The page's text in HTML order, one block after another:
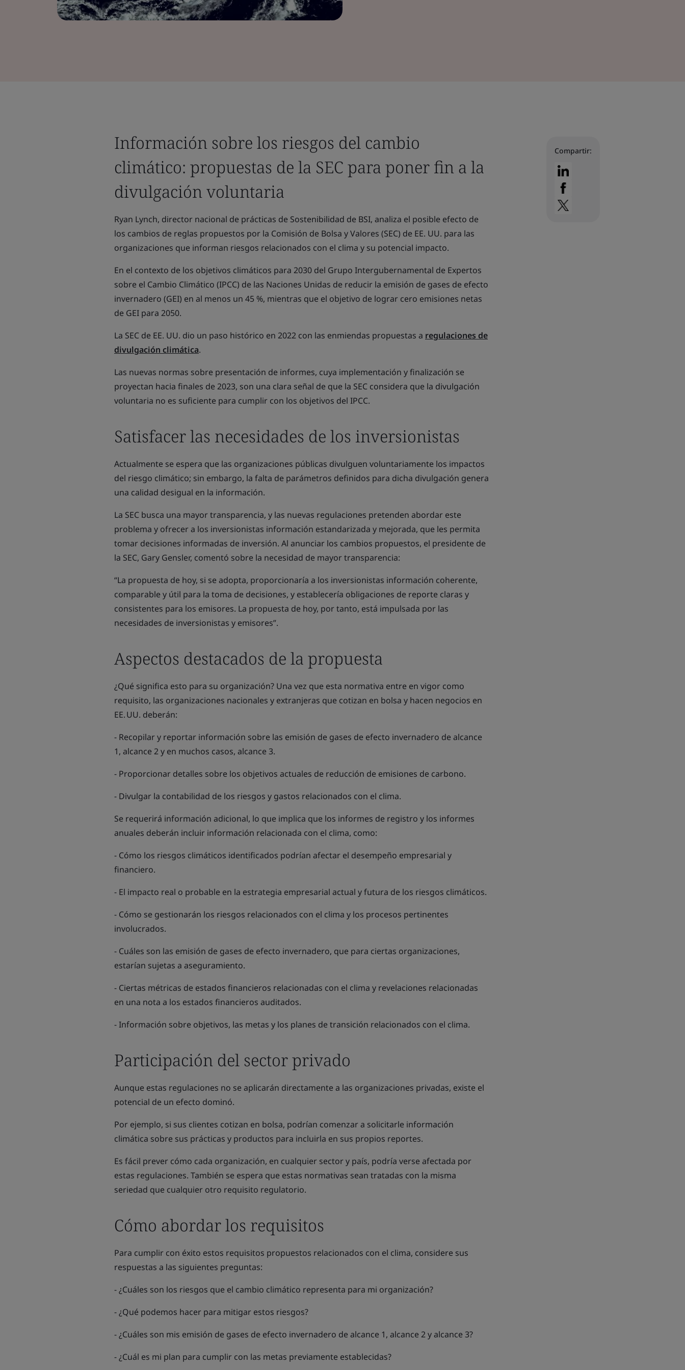
Información sobre los riesgos del cambio
climático: propuestas de la SEC para poner fin a la
divulgación voluntaria
Ryan Lynch, director nacional de prácticas de Sostenibilidad de BSI, analiza el posible efecto de
los cambios de reglas propuestos por la Comisión de Bolsa y Valores (SEC) de EE. UU. para las
organizaciones que informan riesgos relacionados con el clima y su potencial impacto.
En el contexto de los objetivos climáticos para 2030 del Grupo Intergubernamental de Expertos
sobre el Cambio Climático (IPCC) de las Naciones Unidas de reducir la emisión de gases de efecto
invernadero (GEI) en al menos un 45 %, mientras que el objetivo de lograr cero emisiones netas
de GEI para 2050.
La SEC de EE. UU. dio un paso histórico en 2022 con las enmiendas propuestas a regulaciones de
divulgación climática.
Las nuevas normas sobre presentación de informes, cuya implementación y finalización se
proyectan hacia finales de 2023, son una clara señal de que la SEC considera que la divulgación
voluntaria no es suficiente para cumplir con los objetivos del IPCC.
Satisfacer las necesidades de los inversionistas
Actualmente se espera que las organizaciones públicas divulguen voluntariamente los impactos
del riesgo climático; sin embargo, la falta de parámetros definidos para dicha divulgación genera
una calidad desigual en la información.
La SEC busca una mayor transparencia, y las nuevas regulaciones pretenden abordar este
problema y ofrecer a los inversionistas información estandarizada y mejorada, que les permita
tomar decisiones informadas de inversión. Al anunciar los cambios propuestos, el presidente de
la SEC, Gary Gensler, comentó sobre la necesidad de mayor transparencia:
“La propuesta de hoy, si se adopta, proporcionaría a los inversionistas información coherente,
comparable y útil para la toma de decisiones, y establecería obligaciones de reporte claras y
consistentes para los emisores. La propuesta de hoy, por tanto, está impulsada por las
necesidades de inversionistas y emisores”.
Aspectos destacados de la propuesta
¿Qué significa esto para su organización? Una vez que esta normativa entre en vigor como
requisito, las organizaciones nacionales y extranjeras que cotizan en bolsa y hacen negocios en
EE. UU. deberán:
- Recopilar y reportar información sobre las emisión de gases de efecto invernadero de alcance
1, alcance 2 y en muchos casos, alcance 3.
- Proporcionar detalles sobre los objetivos actuales de reducción de emisiones de carbono.
- Divulgar la contabilidad de los riesgos y gastos relacionados con el clima.
Se requerirá información adicional, lo que implica que los informes de registro y los informes
anuales deberán incluir información relacionada con el clima, como:
- Cómo los riesgos climáticos identificados podrían afectar el desempeño empresarial y
financiero.
- El impacto real o probable en la estrategia empresarial actual y futura de los riesgos climáticos.
- Cómo se gestionarán los riesgos relacionados con el clima y los procesos pertinentes
involucrados.
- Cuáles son las emisión de gases de efecto invernadero, que para ciertas organizaciones,
estarían sujetas a aseguramiento.
- Ciertas métricas de estados financieros relacionadas con el clima y revelaciones relacionadas
en una nota a los estados financieros auditados.
- Información sobre objetivos, las metas y los planes de transición relacionados con el clima.
Participación del sector privado
Aunque estas regulaciones no se aplicarán directamente a las organizaciones privadas, existe el
potencial de un efecto dominó.
Por ejemplo, si sus clientes cotizan en bolsa, podrían comenzar a solicitarle información
climática sobre sus prácticas y productos para incluirla en sus propios reportes.
Es fácil prever cómo cada organización, en cualquier sector y país, podría verse afectada por
estas regulaciones. También se espera que estas normativas sean tratadas con la misma
seriedad que cualquier otro requisito regulatorio.
Cómo abordar los requisitos
Para cumplir con éxito estos requisitos propuestos relacionados con el clima, considere sus
respuestas a las siguientes preguntas:
- ¿Cuáles son los riesgos que el cambio climático representa para mi organización?
- ¿Qué podemos hacer para mitigar estos riesgos?
- ¿Cuáles son mis emisión de gases de efecto invernadero de alcance 1, alcance 2 y alcance 3?
- ¿Cuál es mi plan para cumplir con las metas previamente establecidas?
Compartir: